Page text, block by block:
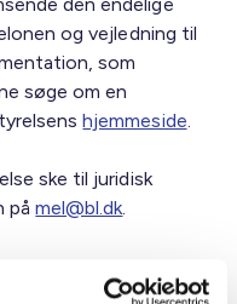
og vejledning til
som
søge om en
hjemmeside.
ske til juridisk
påmel@bl.dk.